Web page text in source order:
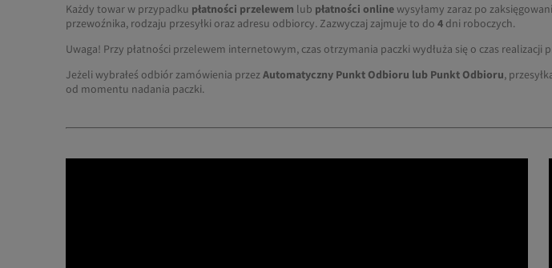
Każdy towar w przypadku płatności przelewem lub płatności onlinewysyłamy zaraz po
przewoźnika, rodzaju przesyłki oraz adresu odbiorcy. Zazwyczaj zajmuje to do 4 dni roboczych.
Uwaga! Przy płatności przelewem internetowym, czas otrzymania paczki wydłuża się o czas realizacji
Jeżeli wybrałeś odbiór zamówienia przezAutomatyczny Punkt Odbioru lub Punkt Odbioru,
od momentu nadania paczki.